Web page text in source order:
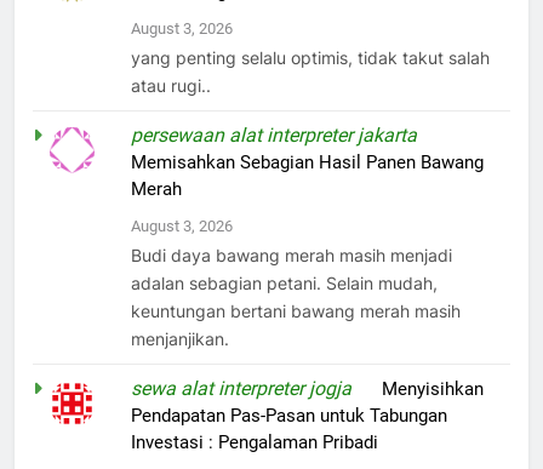
August 3, 2026
yang penting selalu optimis, tidak takut salah
atau rugi..
persewaan alat interpreter jakarta
Memisahkan Sebagian Hasil Panen Bawang
Merah
August 3, 2026
Budi daya bawang merah masih menjadi
adalan sebagian petani. Selain mudah,
keuntungan bertani bawang merah masih
menjanjikan.
sewa alat interpreter jogja
Menyisihkan
Pendapatan Pas-Pasan untuk Tabungan
Investasi : Pengalaman Pribadi